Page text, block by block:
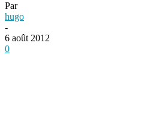
Par
hugo
-
6 août 2012
0